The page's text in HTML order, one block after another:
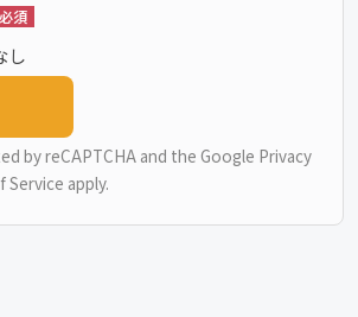
必須
し
by reCAPTCHA and the Google Privacy
Service apply.